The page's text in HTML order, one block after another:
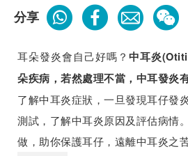
分享
耳朵發炎會自己好嗎？ 中耳炎
朵疾病，若然處理不當，中耳發炎
了解中耳炎症狀，一旦發現耳仔發
測試，了解中耳炎原因及評估病情
做，助你保護耳仔，遠離中耳炎之